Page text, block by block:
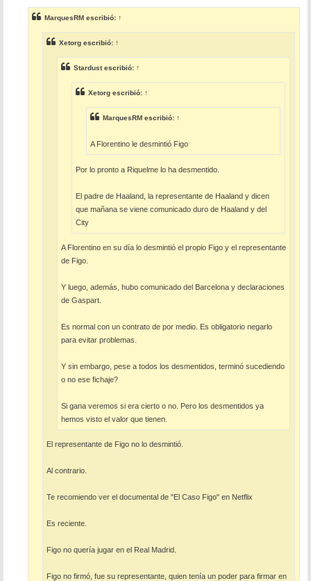
a
j
e
MarquesRM escribió: ↑
Xetorg escribió: ↑
Stardustescribió: ↑
Xetorg escribió: ↑
MarquesRM escribió: ↑
A Florentino le desmintió Figo
Por lo pronto a Riquelme lo ha desmentido.
El padre de Haaland, la representante de Haaland y dicen
que mañana se viene comunicado duro de Haaland y del
City
A Florentino en su día lo desmintió el propio Figo y el representante
de Figo.
Y luego, además, hubo comunicado del Barcelona y declaraciones
de Gaspart.
Es normal con un contrato de por medio. Es obligatorio negarlo
para evitar problemas.
Y sin embargo, pese a todos los desmentidos, terminó sucediendo
o no ese fichaje?
Si gana veremos si era cierto o no. Pero los desmentidos ya
hemos visto el valor que tienen.
El representante de Figo no lo desmintió.
Al contrario.
Te recomiendo ver el documental de "El Caso Figo" en Netflix
Es reciente.
Figo no quería jugar en el Real Madrid.
Figo no firmó, fue su representante, quien tenía un poder para firmar en